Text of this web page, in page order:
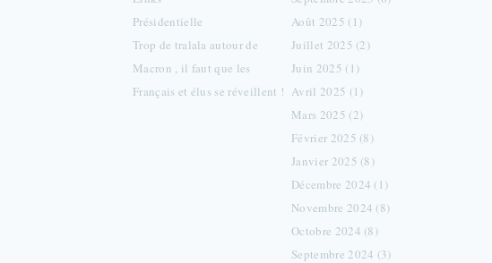
Présidentielle
Trop de tralala autour de
Macron , il faut que les
Français et élus se réveillent !
Août 2025 (1)
Juillet 2025 (2)
Juin 2025 (1)
Avril 2025 (1)
Mars 2025 (2)
Février 2025 (8)
Janvier 2025 (8)
Décembre 2024 (1)
Novembre 2024 (8)
Octobre 2024 (8)
Septembre 2024 (3)